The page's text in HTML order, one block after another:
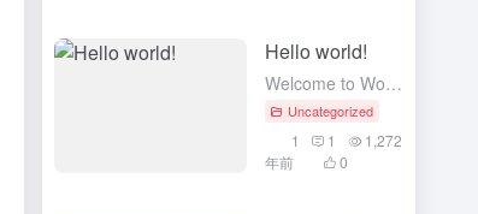
Hello world!
Welcome to WordPress. This is your first post. Edit or delete it, then start writing!
Uncategorized
1
年前
1
1,272
0